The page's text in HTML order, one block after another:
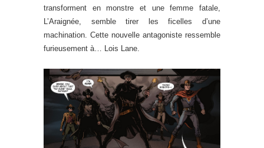
transforment en monstre et une femme fatale,
L’Araignée, semble tirer les ficelles d’une
machination. Cette nouvelle antagoniste ressemble
furieusement à… Lois Lane.